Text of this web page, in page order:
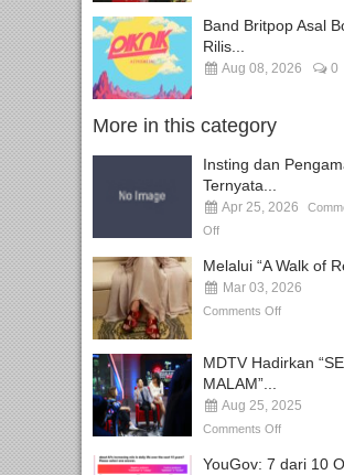
Band Britpop Asal
Rilis...
Aug 08, 2026 0
More in this category
Insting dan
Ternyata...
Apr 25, 2026
Off
Melalui “A Walk of
Mar 03, 2026
Comments Off
MDTV Hadirkan
MALAM”...
Aug 25, 2025
Comments Off
YouGov: 7 dari 10